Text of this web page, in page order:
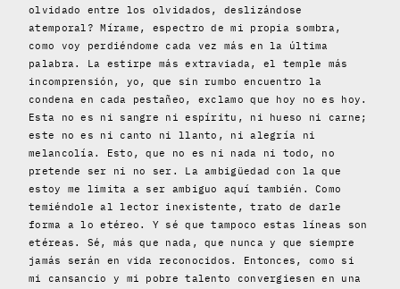
olvidado entre los olvidados, deslizándose
atemporal? Mírame, espectro de mi propia sombra,
como voy perdiéndome cada vez más en la última
palabra. La estirpe más extraviada, el temple más
incomprensión, yo, que sin rumbo encuentro la
condena en cada pestañeo, exclamo que hoy no es hoy.
Esta no es ni sangre ni espíritu, ni hueso ni carne;
este no es ni canto ni llanto, ni alegría ni
melancolía. Esto, que no es ni nada ni todo, no
pretende ser ni no ser. La ambigüedad con la que
estoy me limita a ser ambiguo aquí también. Como
temiéndole al lector inexistente, trato de darle
forma a lo etéreo. Y sé que tampoco estas líneas son
etéreas. Sé, más que nada, que nunca y que siempre
jamás serán en vida reconocidos. Entonces, como si
mi cansancio y mi pobre talento convergiesen en una